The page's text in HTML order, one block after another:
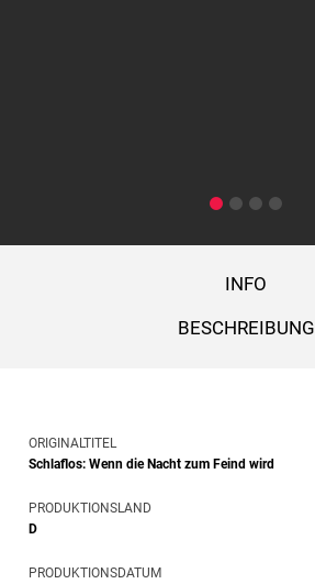
INFO
BESCHREIBUNG
ORIGINALTITEL
Schlaflos: Wenn die Nacht zum Feind wird
PRODUKTIONSLAND
D
PRODUKTIONSDATUM